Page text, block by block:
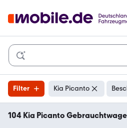
Filter Kia Picanto
104 Kia Picanto